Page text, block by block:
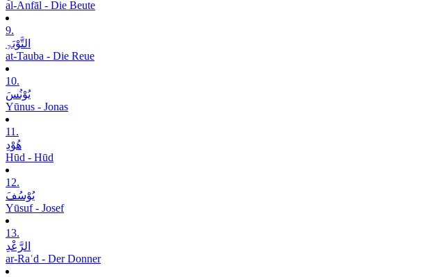
al-Anfāl - Die Beute
9.
التَّوْبَۃِ
at-Tauba - Die Reue
10.
یُوْنُسَ
Yūnus - Jonas
11.
ھُوْدِ
Hūd - Hūd
12.
یُوْسُفَ
Yūsuf - Josef
13.
الرَّعْدِ
ar-Raʿd - Der Donner